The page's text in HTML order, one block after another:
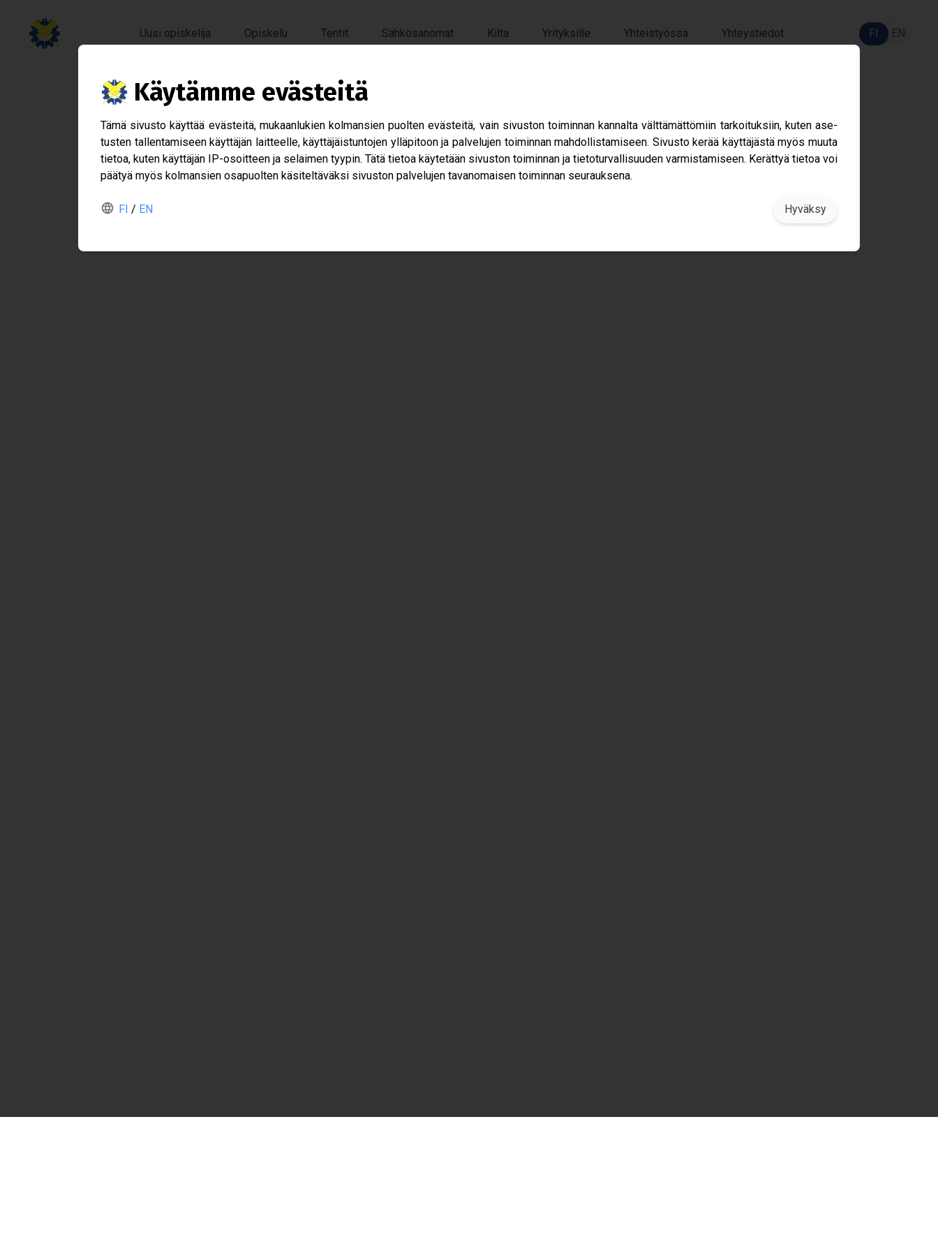
Uusi opiskelija Opiskelu Tentit Sähkösanomat Kilta Yrityksille Yhteistyössä Yhteystiedot FI EN
Löy­tö­ta­va­rat pois Skil­lasta
22. mar­ras­kuuta 2016 kello 11.54
Käy­tämme eväs­teitä
Tämä sivusto käyt­tää eväs­teitä, mukaan­lu­kien kol­man­sien puol­ten eväs­teitä, vain sivus­ton toi­min­nan kan­nalta vält­tä­mät­tö­miin tar­koi­tuk­siin, kuten ase­
tus­ten tal­len­ta­mi­seen käyt­tä­jän lait­teelle, käyt­tä­jäis­tun­to­jen yllä­pi­toon ja pal­ve­lu­jen toi­min­nan mah­dol­lis­ta­mi­seen. Sivusto kerää käyt­tä­jästä myös muuta
tie­toa, kuten käyt­tä­jän IP-​osoitteen ja selai­men tyy­pin. Tätä tie­toa käy­te­tään sivus­ton toi­min­nan ja tie­to­tur­val­li­suu­den var­mis­ta­mi­seen. Kerät­tyä tie­toa voi
pää­tyä myös kol­man­sien osa­puol­ten käsi­tel­tä­väksi sivus­ton pal­ve­lu­jen tavan­omai­sen toi­min­nan seu­rauk­sena.
FI / EN